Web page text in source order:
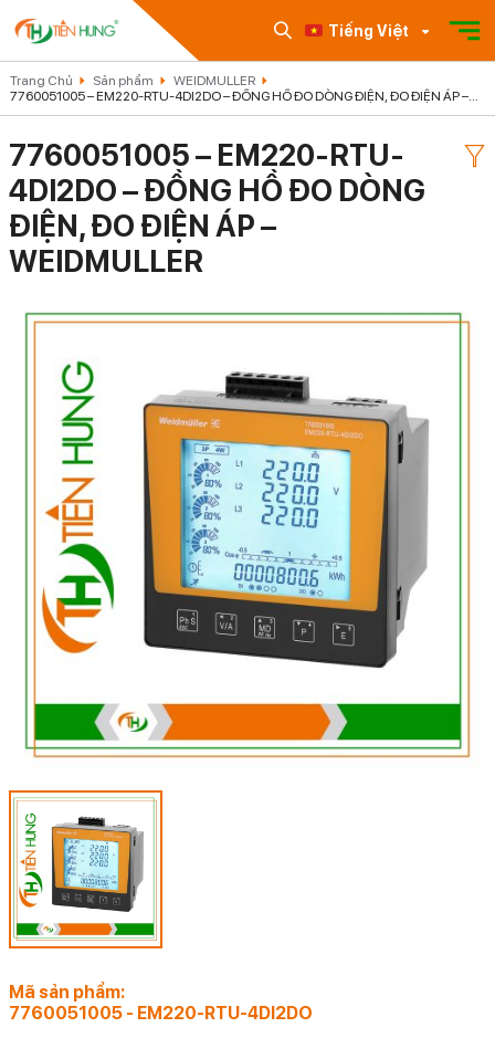
Tiếng Việt
Trang Chủ Sản phẩm
WEIDMULLER
7760051005 – EM220-RTU-4DI2DO – ĐỒNG HỒ ĐO DÒNG ĐIỆN, ĐO ĐIỆN ÁP –
WEIDMULLER
7760051005 – EM220-RTU-
4DI2DO – ĐỒNG HỒ ĐO DÒNG
ĐIỆN, ĐO ĐIỆN ÁP –
WEIDMULLER
Mã sản phẩm:
7760051005 - EM220-RTU-4DI2DO